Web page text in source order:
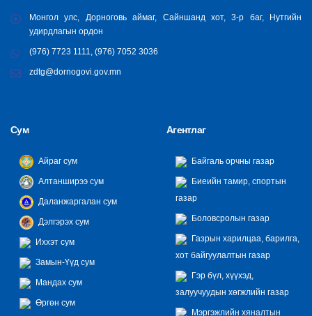
Монгол улс, Дорноговь аймаг, Сайншанд хот, 3-р баг, Нутгийн
удирдлагын ордон
(976) 7723 1111, (976) 7052 3036
zdtg@dornogovi.gov.mn
Сум
Айраг сум
Алтанширээ сум
Даланжаргалан сум
Дэлгэрэх сум
Иххэт сум
Замын-Үүд сум
Мандах сум
Өргөн сум
Агентлаг
Байгаль орчны газар
Биеийн тамир, спортын
газар
Боловсролын газар
Газрын харилцаа, барилга,
хот байгуулалтын газар
Гэр бүл, хүүхэд,
залуучуудын хөгжлийн газар
Мэргэжлийн хяналтын